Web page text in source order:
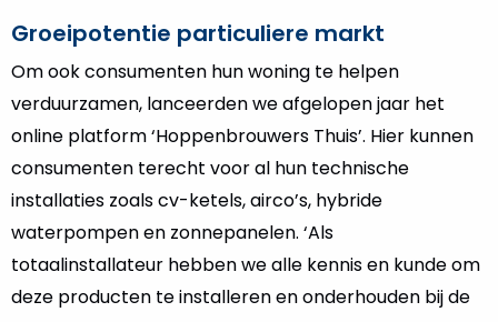
Groeipotentie particuliere markt
Om ook consumenten hun woning te helpen
verduurzamen, lanceerden we afgelopen jaar het
online platform ‘Hoppenbrouwers Thuis’. Hier kunnen
consumenten terecht voor al hun technische
installaties zoals cv-ketels, airco’s, hybride
waterpompen en zonnepanelen. ‘Als
totaalinstallateur hebben we alle kennis en kunde om
deze producten te installeren en onderhouden bij de